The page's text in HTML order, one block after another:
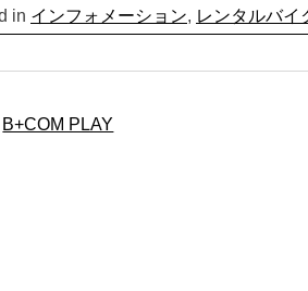
in インフォメーション, レンタルバイ
B+COM PLAY